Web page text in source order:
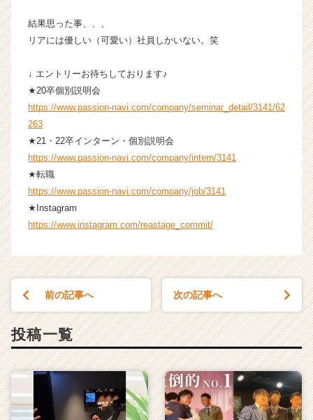
h
e
C
e
結果思った事、、、
リアには優しい（可愛い）社員しかいない。笑
↓ エントリーお待ちしております♪
★20卒個別説明会
https://www.passion-navi.com/company/seminar_detail/3141/62
263
★21・22卒インターン・個別説明会
https://www.passion-navi.com/company/intern/3141
★転職
https://www.passion-navi.com/company/job/3141
★Instagram
https://www.instagram.com/reastage_commit/
前の記事へ 次の記事へ
投稿一覧